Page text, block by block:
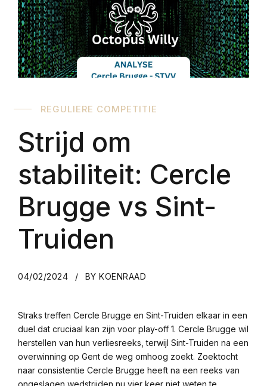
REGULIERE COMPETITIE
Strijd om
stabiliteit: Cercle
Brugge vs Sint-
Truiden
04/02/2024 BY KOENRAAD
Straks treffen Cercle Brugge en Sint-Truiden elkaar in een
duel dat cruciaal kan zijn voor play-off 1. Cercle Brugge wil
herstellen van hun verliesreeks, terwijl Sint-Truiden na een
overwinning op Gent de weg omhoog zoekt. Zoektocht
naar consistentie Cercle Brugge heeft na een reeks van
ongeslagen wedstrijden nu vier keer niet weten te